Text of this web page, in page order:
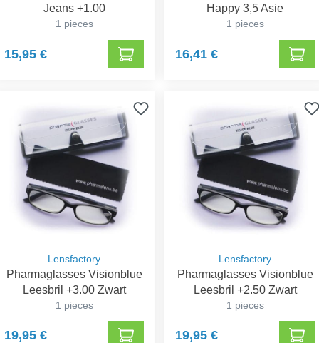
Jeans +1.00
1 pieces
15,95 €
Happy 3,5 Asie
1 pieces
16,41 €
Lensfactory
Pharmaglasses Visionblue
Leesbril +3.00 Zwart
1 pieces
19,95 €
Lensfactory
Pharmaglasses Visionblue
Leesbril +2.50 Zwart
1 pieces
19,95 €